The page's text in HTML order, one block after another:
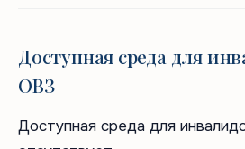
Доступная среда для
ОВЗ
Доступная среда для